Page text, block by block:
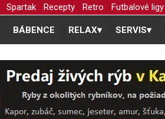
Spartak Recepty Retro Futbalové ligy
BÁBENCE RELAX▾ SERVIS▾